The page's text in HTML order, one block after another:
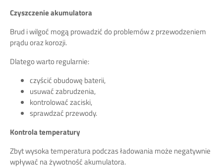
Czyszczenie akumulatora
Brud i wilgoć mogą prowadzić do problemów z przewodzeniem
prądu oraz korozji.
Dlatego warto regularnie:
czyścić obudowę baterii,
usuwać zabrudzenia,
kontrolować zaciski,
sprawdzać przewody.
Kontrola temperatury
Zbyt wysoka temperatura podczas ładowania może negatywnie
wpływać na żywotność akumulatora.